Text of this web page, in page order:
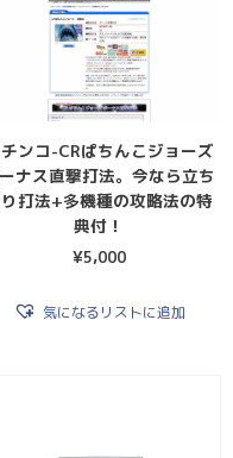
ンコ-CRぱちんこジョーズ
ナス直撃打法。今なら立ち
打法+多機種の攻略法の特
典付！
¥5,000
気になるリストに追加